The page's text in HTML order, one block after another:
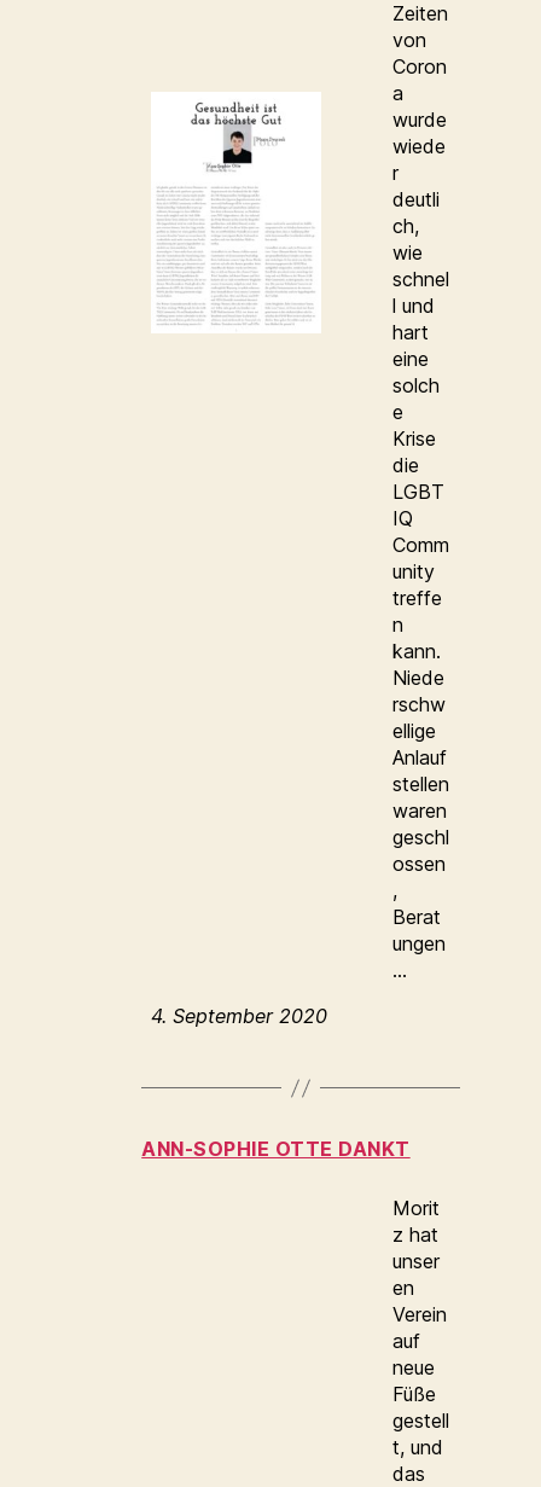
Zeiten
von
Coron
a
wurde
wiede
r
deutli
ch,
wie
schnel
l und
hart
eine
solch
e
Krise
die
LGBT
IQ
Comm
unity
treffe
n
kann.
Niede
rschw
ellige
Anlauf
stellen
waren
geschl
ossen
,
Berat
ungen
…
4. September 2020
ANN-SOPHIE OTTE DANKT
Morit
z hat
unser
en
Verein
auf
neue
Füße
gestell
t, und
das